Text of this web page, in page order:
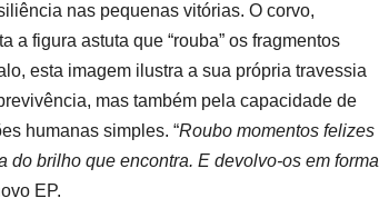
nas pequenas vitórias. O corvo,
a figura astuta que “rouba” os fragmentos
, esta imagem ilustra a sua própria travessia
mas também pela capacidade de
humanas simples. “Roubo momentos felizes
do brilho que encontra. E devolvo-os em forma
EP.